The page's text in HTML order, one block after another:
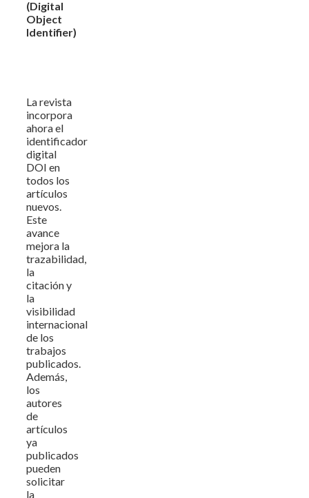
(Digital
Object
Identifier)
La revista
incorpora
ahora el
identificador
digital
DOI en
todos los
artículos
nuevos.
Este
avance
mejora la
trazabilidad,
la
citación y
la
visibilidad
internacional
de los
trabajos
publicados.
Además,
los
autores
de
artículos
ya
publicados
pueden
solicitar
la